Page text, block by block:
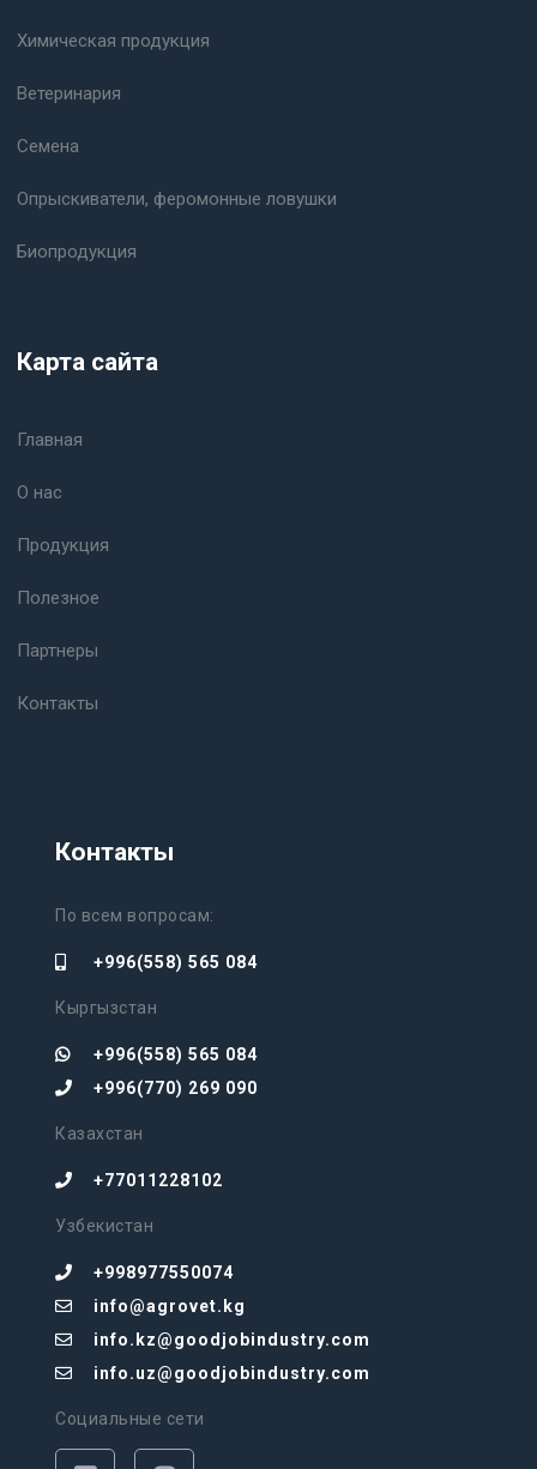
Химическая продукция
Ветеринария
Семена
Опрыскиватели, феромонные ловушки
Биопродукция
Карта сайта
Главная
О нас
Продукция
Полезное
Партнеры
Контакты
Контакты
По всем вопросам:
+996(558) 565 084
Кыргызстан
+996(558) 565 084
+996(770) 269 090
Казахстан
+77011228102
Узбекистан
+998977550074
info@agrovet.kg
info.kz@goodjobindustry.com
info.uz@goodjobindustry.com
Социальные сети